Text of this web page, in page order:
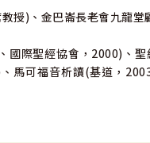
授)、金巴崙長老會九龍堂
際聖經協會，2000)、
馬可福音析讀(基道，